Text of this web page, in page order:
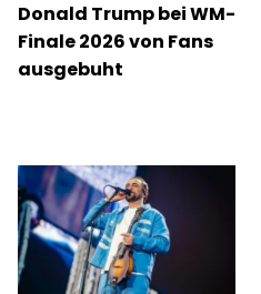
Donald Trump bei WM-
Finale 2026 von Fans
ausgebuht